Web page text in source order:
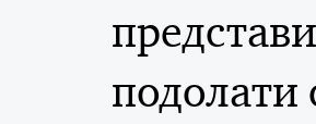
подолати